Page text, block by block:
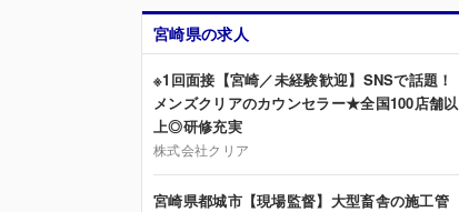
宮崎県の求人
※1回面接【宮崎／未経験歓迎】SNSで話題！
メンズクリアのカウンセラー★全国100店舗以
上◎研修充実
株式会社クリア
宮崎県都城市【現場監督】大型畜舎の施工管